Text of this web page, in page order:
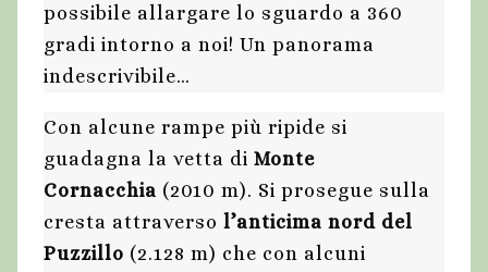
possibile allargare lo sguardo a 360
gradi intorno a noi! Un panorama
indescrivibile…
Con alcune rampe più ripide si
guadagna la vetta di Monte
Cornacchia (2010 m). Si prosegue sulla
cresta attraverso l’anticima nord del
Puzzillo (2.128 m) che con alcuni